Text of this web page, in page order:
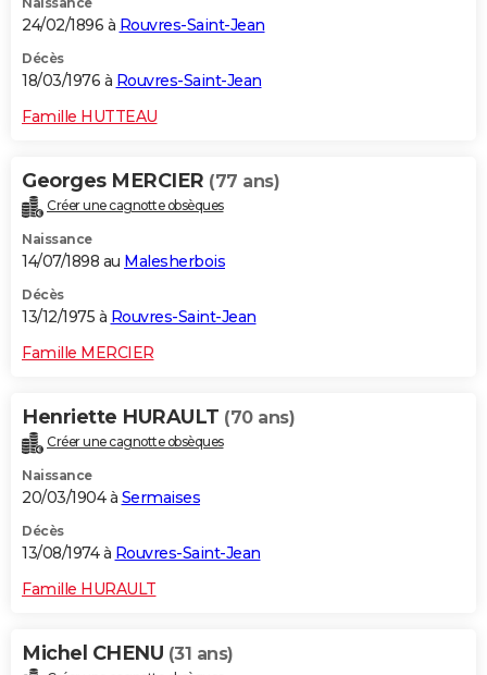
24/02/1896 à Rouvres-Saint-Jean
Décès
18/03/1976 à Rouvres-Saint-Jean
Famille HUTTEAU
Georges MERCIER (77 ans)
Créer une cagnotte obsèques
Naissance
14/07/1898 au Malesherbois
Décès
13/12/1975 à Rouvres-Saint-Jean
Famille MERCIER
Henriette HURAULT (70 ans)
Créer une cagnotte obsèques
Naissance
20/03/1904 à Sermaises
Décès
13/08/1974 à Rouvres-Saint-Jean
Famille HURAULT
Michel CHENU (31 ans)